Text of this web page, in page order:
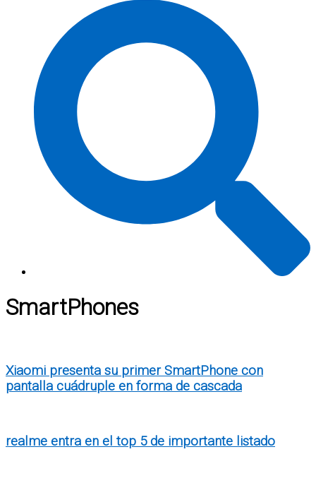
SmartPhones
Xiaomi presenta su primer SmartPhone con
pantalla cuádruple en forma de cascada
realme entra en el top 5 de importante listado